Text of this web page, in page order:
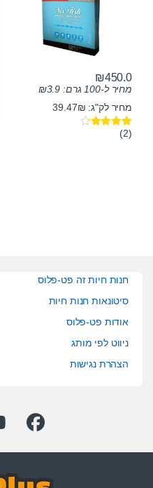
₪450.0
מחיר ל-100 גרם: ₪3.9
מחיר לק"ג: 39.47₪
דורג(2)
חנות חיות זה פט-פלוס
סיטונאות חנות חיות
אודות פט-פלוס
ניווט לפי מותג
הצהרת נגישות